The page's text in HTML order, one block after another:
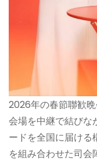
2026年の春節聯歓
会場を中継で結びな
ードを全国に届ける
を組み合わせた司